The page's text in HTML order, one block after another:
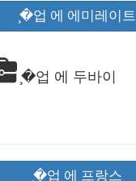
̧�업 에 에미레이트
̧�업 에 두바이
̧�업 에 프랑스